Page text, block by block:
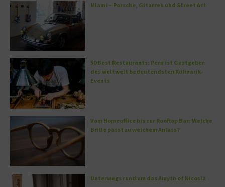
Miami – Porsche, Gitarren und Street Art
50 Best Restaurants: Peru ist Gastgeber
des weltweit bedeutendsten Kulinarik-
Events
Vom Homeoffice bis zur Rooftop Bar: Welche
Brille passt zu welchem Anlass?
Unterwegs rund um das Amyth of Nicosia